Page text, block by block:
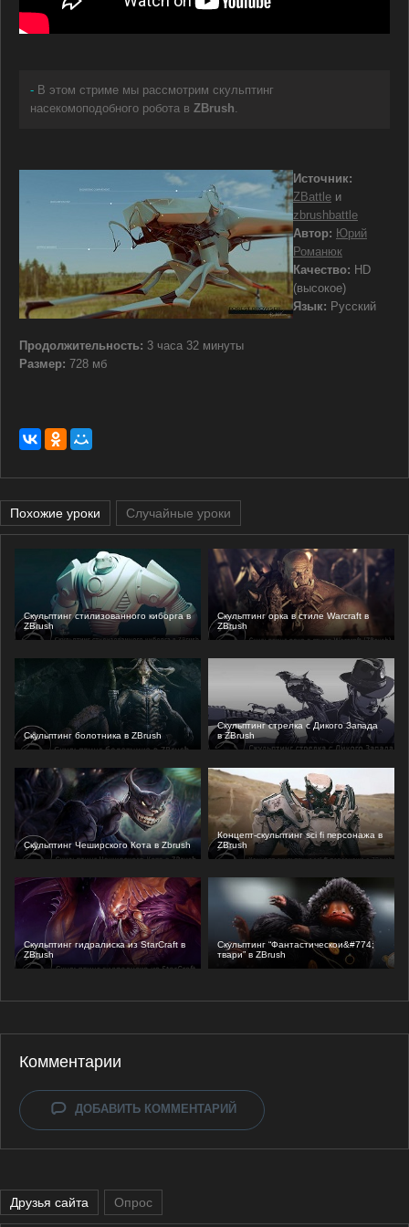
- В этом стриме мы рассмотрим скульптинг
насекомоподобного робота в ZBrush.
Источник:
ZBattle и
zbrushbattle
Автор: Юрий
Романюк
Качество: HD
(высокое)
Язык: Русский
Продолжительность: 3 часа 32 минуты
Размер: 728 мб
Похожие уроки Случайные уроки
Скульптинг стилизованного киборга в
ZBrush
Скульптинг орка в стиле Warcraft в
ZBrush
Скульптинг болотника в ZBrush
Скульптинг стрелка с Дикого Запада
в ZBrush
Скульптинг Чеширского Кота в Zbrush
Концепт-скульптинг sci fi персонажа в
ZBrush
Скульптинг гидралиска из StarCraft в
ZBrush
Скульптинг “Фантастическои&#774;
твари” в ZBrush
Комментарии
ДОБАВИТЬ КОММЕНТАРИЙ
Друзья сайта Опрос